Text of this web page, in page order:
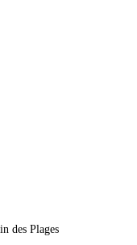
des Plages